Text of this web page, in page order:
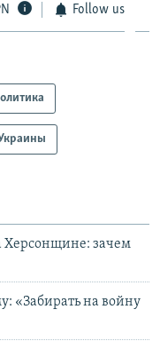
Follow us
Херсонщине: зачем
«Забирать на войну